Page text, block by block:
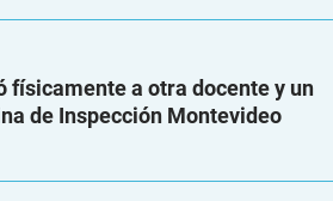
físicamente a otra docente y un
de Inspección Montevideo